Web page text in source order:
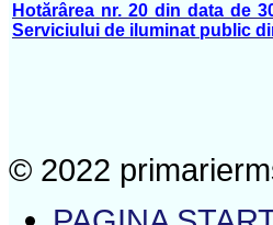
Hotărârea nr. 20 din data de
Serviciului de iluminat public
© 2022